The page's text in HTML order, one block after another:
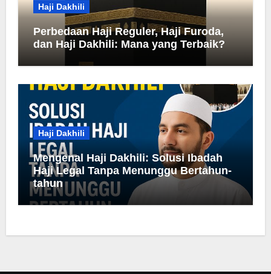
Haji Dakhili
Perbedaan Haji Reguler, Haji Furoda,
dan Haji Dakhili: Mana yang Terbaik?
Haji Dakhili
Mengenal Haji Dakhili: Solusi Ibadah
Haji Legal Tanpa Menunggu Bertahun-
tahun